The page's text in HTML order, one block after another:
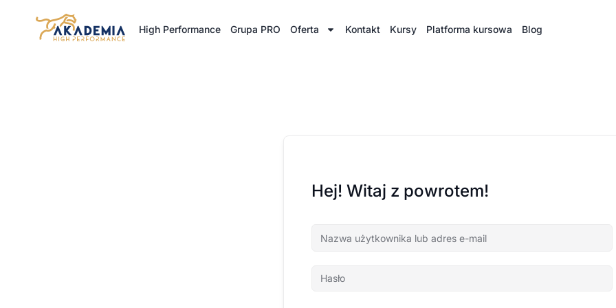
High Performance Grupa PRO Oferta Kontakt Kursy Platforma kursowa Blog
Hej! Witaj z powrotem!